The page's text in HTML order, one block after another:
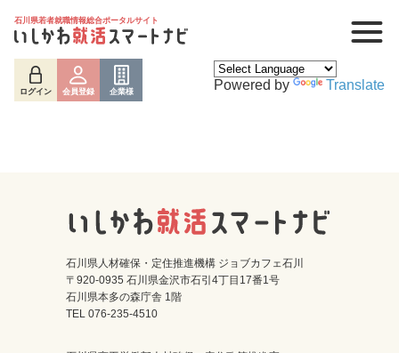
石川県若者就職情報総合ポータルサイト
ログイン 会員登録 企業様 Powered by Translate
ログイン
石川県人材確保・定住推進機構 ジョブカフェ石川
〒920-0935 石川県金沢市石引4丁目17番1号
石川県本多の森庁舎 1階
TEL 076-235-4510